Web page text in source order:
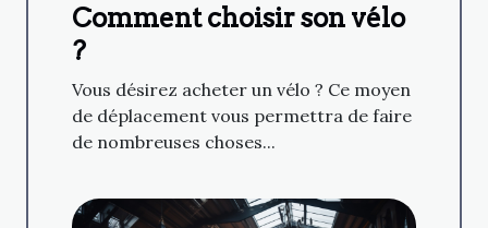
Comment choisir son vélo
?
Vous désirez acheter un vélo ? Ce moyen
de déplacement vous permettra de faire
de nombreuses choses...